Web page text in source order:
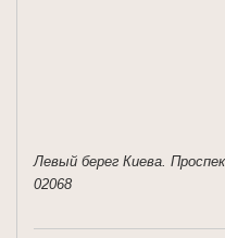
Левый берег Киева.
02068